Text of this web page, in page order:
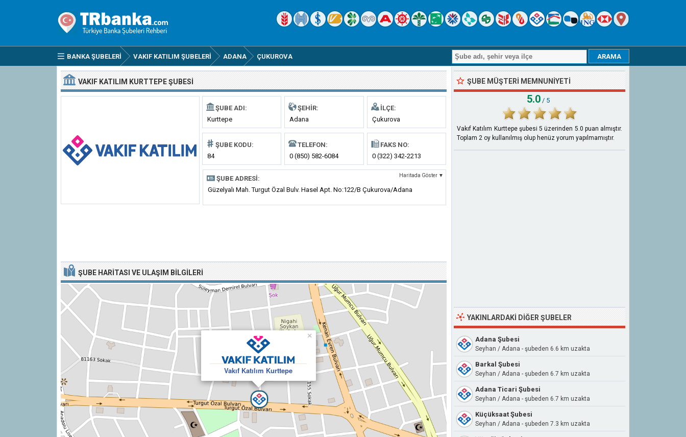
BANKA ŞUBELERI VAKIF KATILIM ŞUBELERI ADANA ÇUKUROVA
VAKIF KATILIM KURTTEPE ŞUBESI
ŞUBE ADI:
Kurttepe
ŞEHIR:
Adana
İLÇE:
Çukurova
ŞUBE KODU:
84
TELEFON:
0 (850) 582-6084
FAKS NO:
0 (322) 342-2213
ŞUBE ADRESI: Haritada Göster ▼
Güzelyalı Mah. Turgut Özal Bulv. Hasel Apt. No:122/B Çukurova/Adana
ŞUBE HARITASI VE ULAŞIM BILGILERI
Vakıf Katılım Kurttepe
×
ŞUBE MÜŞTERI MEMNUNIYETI
5.0 / 5
Vakıf Katılım Kurttepe şubesi 5 üzerinden 5.0 puan almıştır.
Toplam 2 oy kullanılmış olup henüz yorum yapılmamıştır.
YAKINLARDAKI DIĞER ŞUBELER
Adana Şubesi
Seyhan / Adana - şubeden 6.6 km uzakta
Barkal Şubesi
Seyhan / Adana - şubeden 6.7 km uzakta
Adana Ticari Şubesi
Seyhan / Adana - şubeden 6.7 km uzakta
Küçüksaat Şubesi
Seyhan / Adana - şubeden 7.3 km uzakta